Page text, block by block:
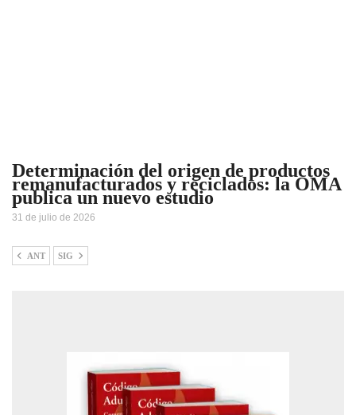
Determinación del origen de productos
remanufacturados y reciclados: la OMA
publica un nuevo estudio
31 de julio de 2026
ANT SIG